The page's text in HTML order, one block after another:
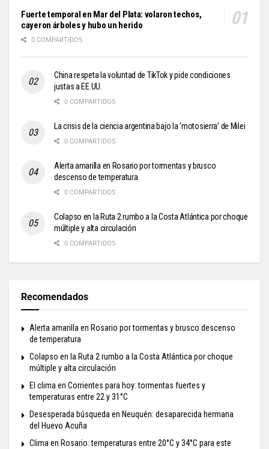
Fuerte temporal en Mar del Plata: volaron techos,
cayeron árboles y hubo un herido
0 COMPARTIDOS
China respeta la voluntad de TikTok y pide condiciones
justas a EE.UU.
0 COMPARTIDOS
La crisis de la ciencia argentina bajo la ‘motosierra’ de Milei
0 COMPARTIDOS
Alerta amarilla en Rosario por tormentas y brusco
descenso de temperatura
0 COMPARTIDOS
Colapso en la Ruta 2 rumbo a la Costa Atlántica por choque
múltiple y alta circulación
0 COMPARTIDOS
Recomendados
Alerta amarilla en Rosario por tormentas y brusco descenso
de temperatura
Colapso en la Ruta 2 rumbo a la Costa Atlántica por choque
múltiple y alta circulación
El clima en Corrientes para hoy: tormentas fuertes y
temperaturas entre 22 y 31°C
Desesperada búsqueda en Neuquén: desaparecida hermana
del Huevo Acuña
Clima en Rosario: temperaturas entre 20°C y 34°C para este